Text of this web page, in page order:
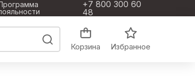
+7 800 300 60
48
Корзина Избранное